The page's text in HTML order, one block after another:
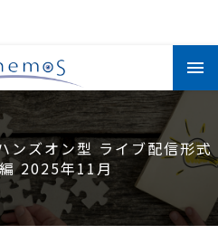
ズオン型 ライブ配信形式
2025年11月